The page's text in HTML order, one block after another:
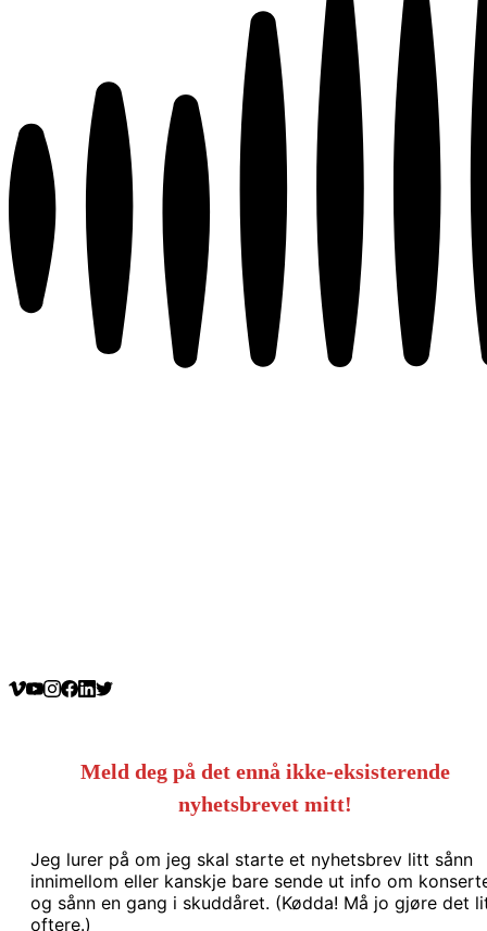
Meld deg på det ennå ikke-eksisterende
nyhetsbrevet mitt!
Jeg lurer på om jeg skal starte et nyhetsbrev litt sånn
innimellom eller kanskje bare sende ut info om
og sånn en gang i skuddåret. (Kødda! Må jo gjøre det
oftere.)